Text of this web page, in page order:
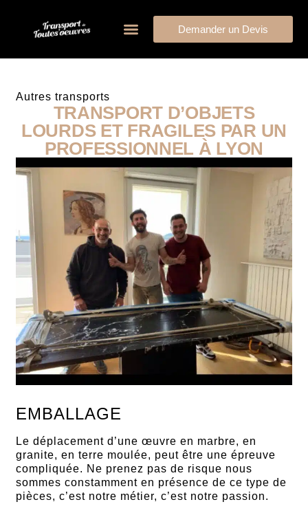
Demander un Devis
Autres transports
TRANSPORT D’OBJETS
LOURDS ET FRAGILES PAR UN
PROFESSIONNEL À LYON
EMBALLAGE
Le déplacement d’une œuvre en marbre, en
granite, en terre moulée, peut être une épreuve
compliquée. Ne prenez pas de risque nous
sommes constamment en présence de ce type de
pièces, c’est notre métier, c’est notre passion.